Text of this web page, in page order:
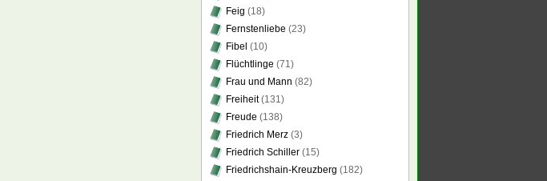
Feig (18)
Fernstenliebe (23)
Fibel (10)
Flüchtlinge (71)
Frau und Mann (82)
Freiheit(131)
Freude (138)
Friedrich Merz (3)
Friedrich Schiller (15)
Friedrichshain-Kreuzberg (182)